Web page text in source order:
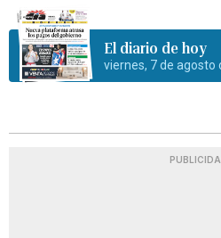
El diario de hoy
viernes, 7 de agosto